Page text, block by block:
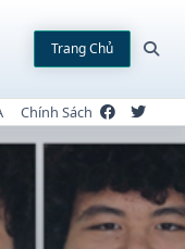
Trang Chủ
Chính Sách